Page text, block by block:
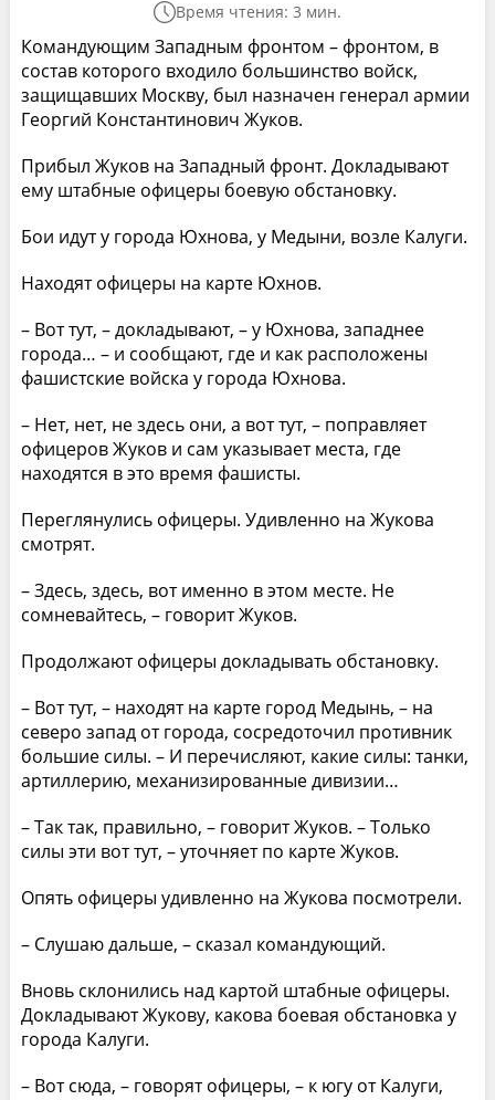
Время чтения: 3 мин.
Командующим Западным фронтом – фронтом, в
состав которого входило большинство войск,
защищавших Москву, был назначен генерал армии
Георгий Константинович Жуков.
Прибыл Жуков на Западный фронт. Докладывают
ему штабные офицеры боевую обстановку.
Бои идут у города Юхнова, у Медыни, возле Калуги.
Находят офицеры на карте Юхнов.
– Вот тут, – докладывают, – у Юхнова, западнее
города… – и сообщают, где и как расположены
фашистские войска у города Юхнова.
– Нет, нет, не здесь они, а вот тут, – поправляет
офицеров Жуков и сам указывает места, где
находятся в это время фашисты.
Переглянулись офицеры. Удивленно на Жукова
смотрят.
– Здесь, здесь, вот именно в этом месте. Не
сомневайтесь, – говорит Жуков.
Продолжают офицеры докладывать обстановку.
– Вот тут, – находят на карте город Медынь, – на
северо запад от города, сосредоточил противник
большие силы. – И перечисляют, какие силы: танки,
артиллерию, механизированные дивизии…
– Так так, правильно, – говорит Жуков. – Только
силы эти вот тут, – уточняет по карте Жуков.
Опять офицеры удивленно на Жукова посмотрели.
– Слушаю дальше, – сказал командующий.
Вновь склонились над картой штабные офицеры.
Докладывают Жукову, какова боевая обстановка у
города Калуги.
– Вот сюда, – говорят офицеры, – к югу от Калуги,